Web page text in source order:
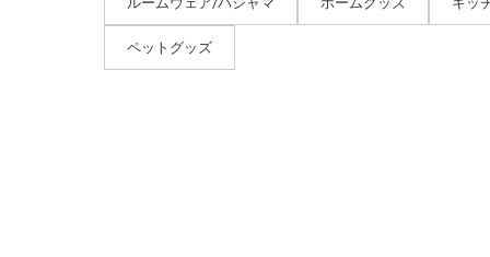
ペットグッズ